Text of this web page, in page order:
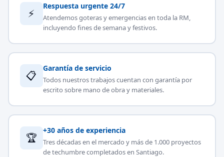
⚡
Respuesta urgente 24/7
Atendemos goteras y emergencias en toda la RM,
incluyendo fines de semana y festivos.
📋
Garantía de servicio
Todos nuestros trabajos cuentan con garantía por
escrito sobre mano de obra y materiales.
🏆
+30 años de experiencia
Tres décadas en el mercado y más de 1.000 proyectos
de techumbre completados en Santiago.